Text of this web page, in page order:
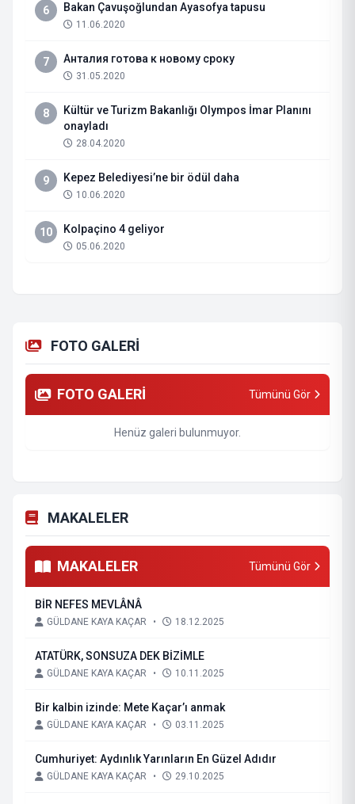
6 Bakan Çavuşoğlundan Ayasofya tapusu
11.06.2020
7 Анталия готова к новому сроку
31.05.2020
8
Kültür ve Turizm Bakanlığı Olympos İmar Planını
onayladı
28.04.2020
9 Kepez Belediyesi’ne bir ödül daha
10.06.2020
10 Kolpaçino 4 geliyor
05.06.2020
FOTO GALERİ
FOTO GALERİ Tümünü Gör
Henüz galeri bulunmuyor.
MAKALELER
MAKALELER Tümünü Gör
BİR NEFES MEVLÂNÂ
GÜLDANE KAYA KAÇAR • 18.12.2025
ATATÜRK, SONSUZA DEK BİZİMLE
GÜLDANE KAYA KAÇAR • 10.11.2025
Bir kalbin izinde: Mete Kaçar’ı anmak
GÜLDANE KAYA KAÇAR • 03.11.2025
Cumhuriyet: Aydınlık Yarınların En Güzel Adıdır
GÜLDANE KAYA KAÇAR • 29.10.2025